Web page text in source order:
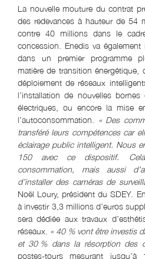
La nouvelle mouture du contrat
des redevances à hauteur de 54
contre 40 millions dans le
concession. Enedis va
dans un premier programme
matière de transition énergétique,
déploiement de réseaux
l’installation de nouvelles
électriques, ou encore la mise
l’autoconsommation. « Des
transféré leurs compétences car
éclairage public intelligent. Nous
150 avec ce dispositif.
consommation, mais aussi
d’installer des caméras de
Noël Loury, président du SDEY.
à investir 3,3 millions d’euros
sera dédiée aux travaux
réseaux. « 40. % vont être investis
et 30. % dans la résorption des
postes-tours mesurant